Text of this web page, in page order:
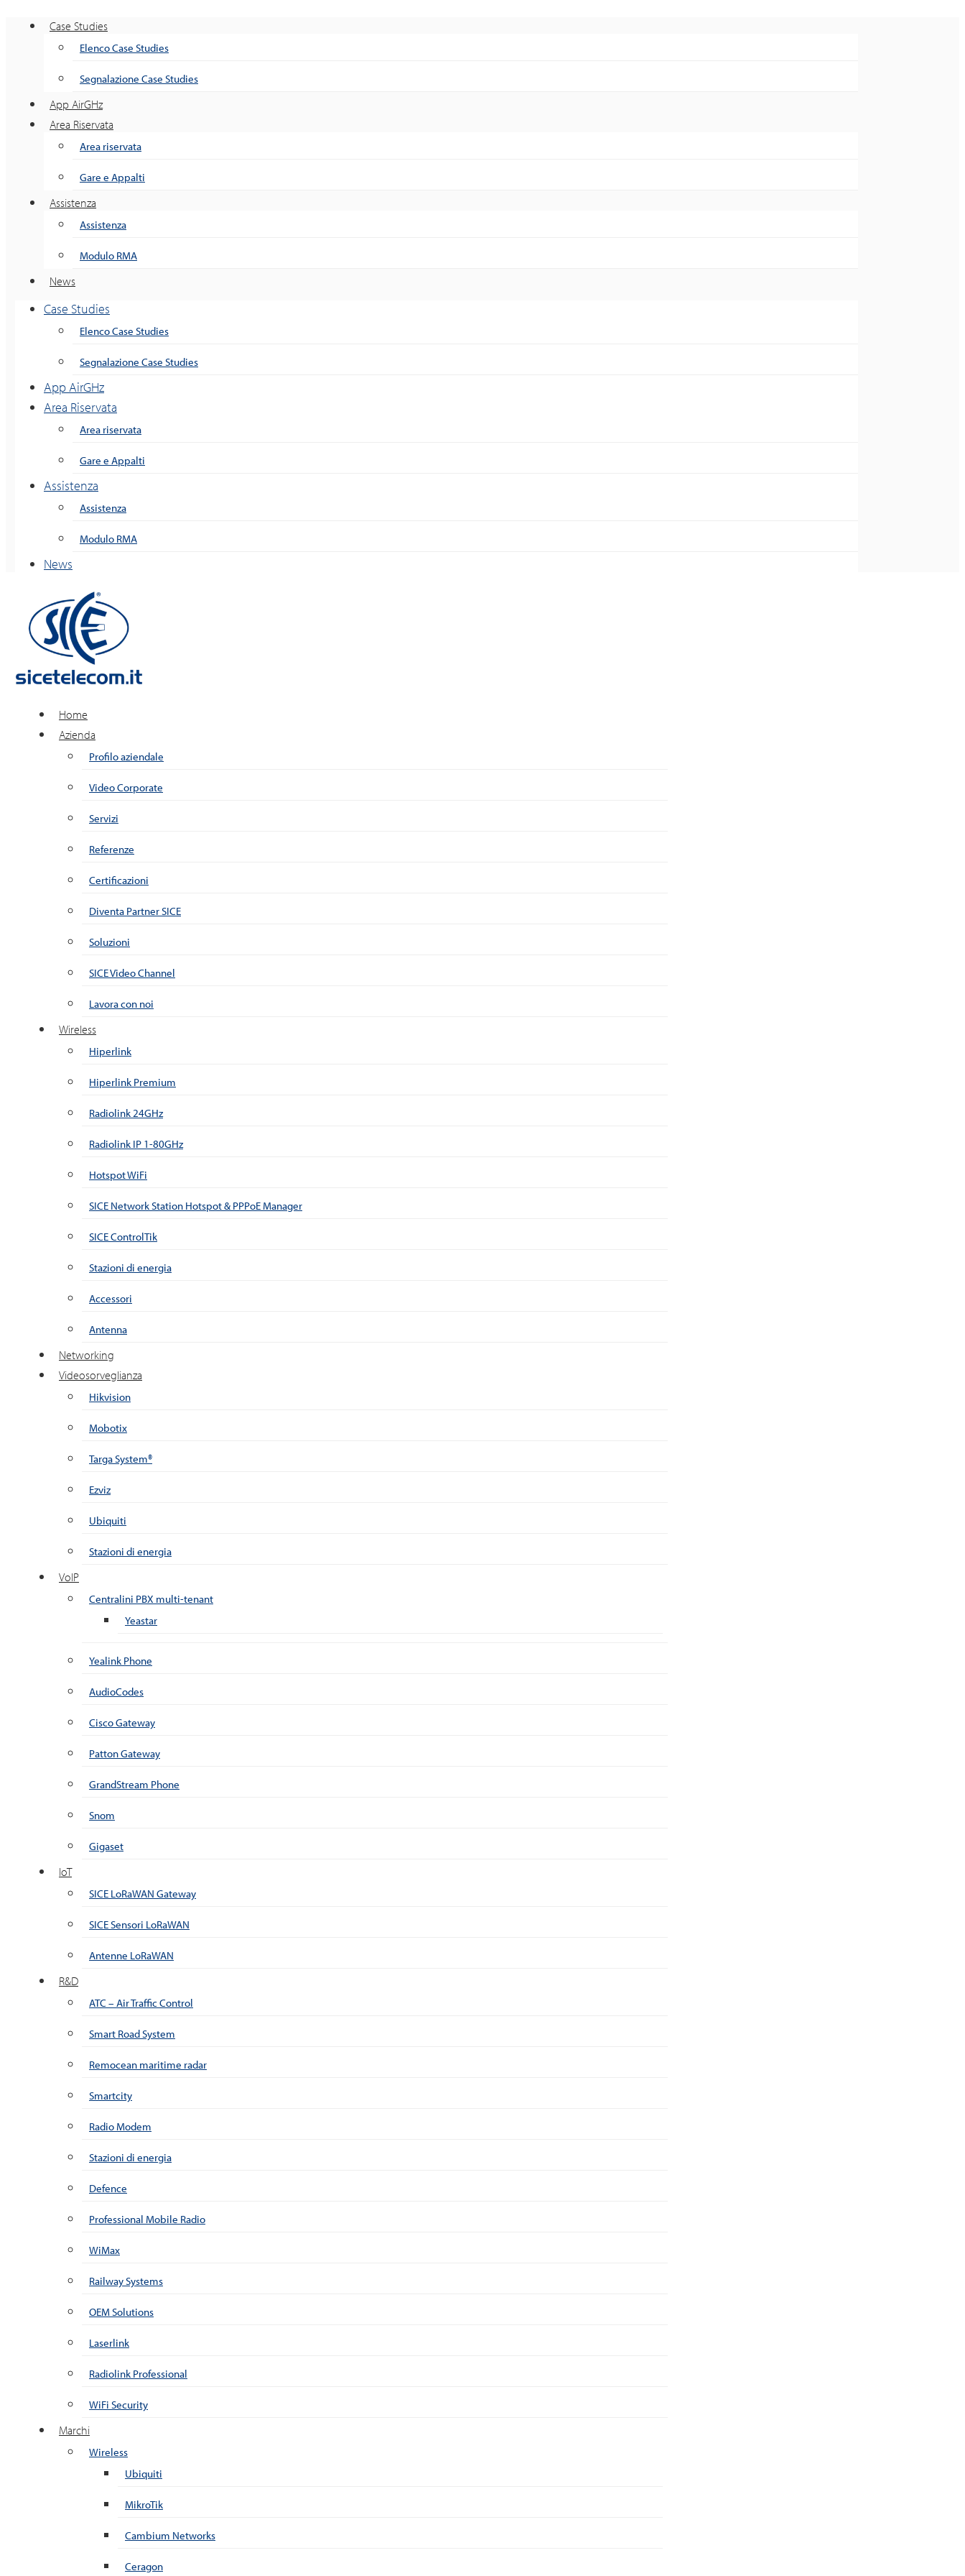
Case Studies
Elenco Case Studies
Segnalazione Case Studies
App AirGHz
Area Riservata
Area riservata
Gare e Appalti
Assistenza
Assistenza
Modulo RMA
News
Case Studies
Elenco Case Studies
Segnalazione Case Studies
App AirGHz
Area Riservata
Area riservata
Gare e Appalti
Assistenza
Assistenza
Modulo RMA
News
Home
Azienda
Profilo aziendale
Video Corporate
Servizi
Referenze
Certificazioni
Diventa Partner SICE
Soluzioni
SICE Video Channel
Lavora con noi
Wireless
Hiperlink
Hiperlink Premium
Radiolink 24GHz
Radiolink IP 1-80GHz
Hotspot WiFi
SICE Network Station Hotspot & PPPoE Manager
SICE ControlTik
Stazioni di energia
Accessori
Antenna
Networking
Videosorveglianza
Hikvision
Mobotix
Targa System®
Ezviz
Ubiquiti
Stazioni di energia
VoIP
Centralini PBX multi-tenant
Yeastar
Yealink Phone
AudioCodes
Cisco Gateway
Patton Gateway
GrandStream Phone
Snom
Gigaset
IoT
SICE LoRaWAN Gateway
SICE Sensori LoRaWAN
Antenne LoRaWAN
R&D
ATC – Air Traffic Control
Smart Road System
Remocean maritime radar
Smartcity
Radio Modem
Stazioni di energia
Defence
Professional Mobile Radio
WiMax
Railway Systems
OEM Solutions
Laserlink
Radiolink Professional
WiFi Security
Marchi
Wireless
Ubiquiti
MikroTik
Cambium Networks
Ceragon